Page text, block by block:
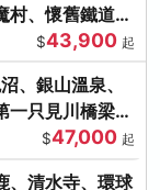
村、懷舊鐵道
$43,900 起
、銀山溫泉、
一只見川橋梁、
$47,000 起
、清水寺、環球